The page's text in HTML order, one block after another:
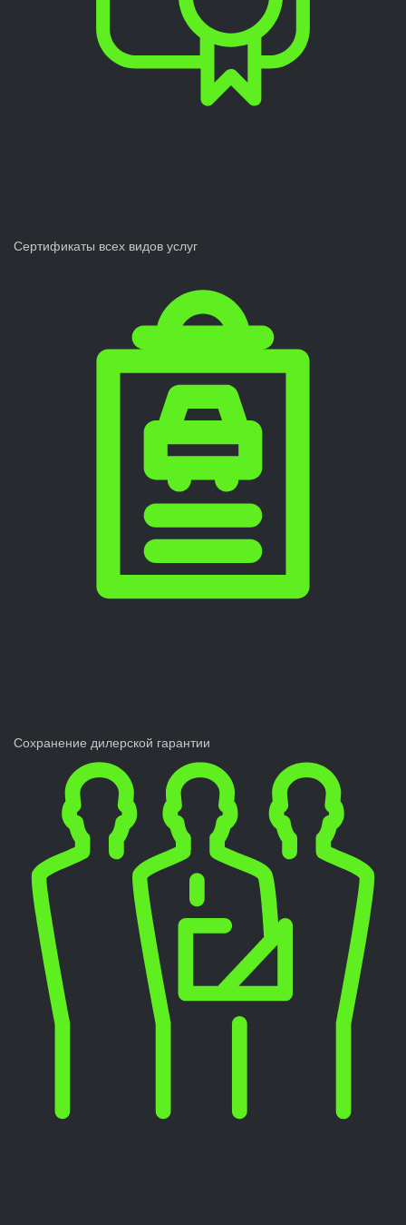
Сертификаты всех видов услуг
Сохранение дилерской гарантии